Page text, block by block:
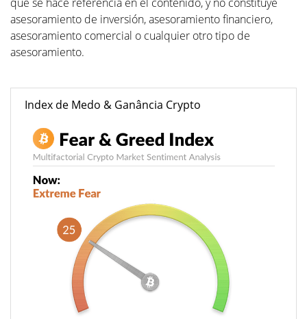
asesoramiento de inversión, asesoramiento financiero,
asesoramiento comercial o cualquier otro tipo de
asesoramiento.
Index de Medo & Ganância Crypto